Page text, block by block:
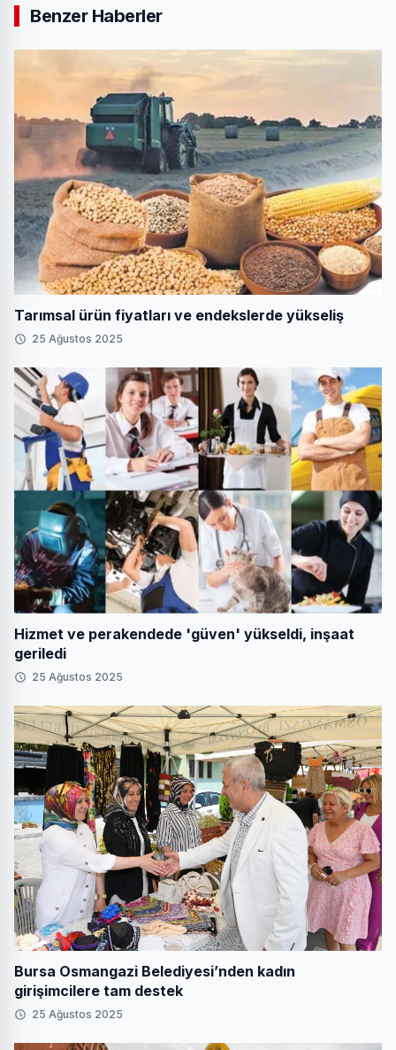
Benzer Haberler
Tarımsal ürün fiyatları ve endekslerde yükseliş
25 Ağustos 2025
Hizmet ve perakendede 'güven' yükseldi, inşaat
geriledi
25 Ağustos 2025
Bursa Osmangazi Belediyesi’nden kadın
girişimcilere tam destek
25 Ağustos 2025